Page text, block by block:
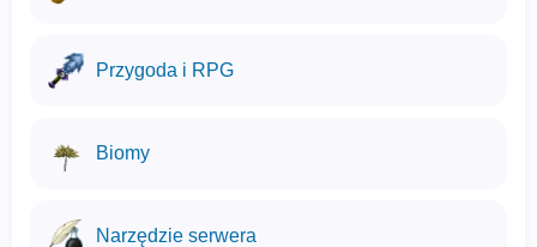
Przygoda i RPG
Biomy
Narzędzie serwera